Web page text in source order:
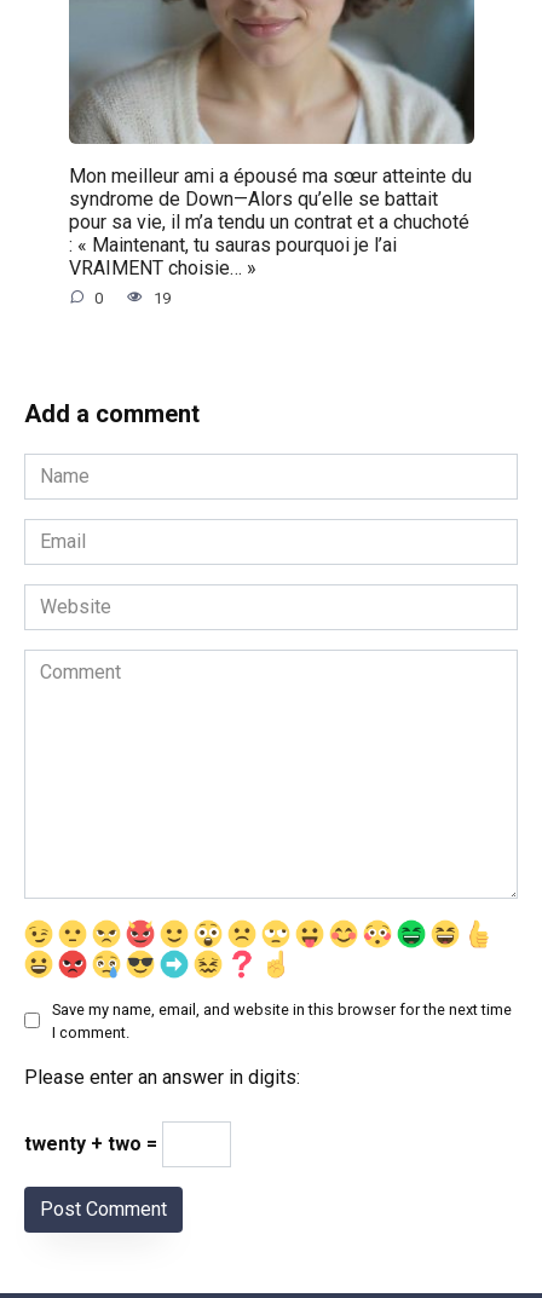
Mon meilleur ami a épousé ma sœur atteinte du
syndrome de Down—Alors qu’elle se battait
pour sa vie, il m’a tendu un contrat et a chuchoté
: « Maintenant, tu sauras pourquoi je l’ai
VRAIMENT choisie… »
0 19
Add a comment
Name
*
Email
*
Website
Comment
Save my name, email, and website in this browser for the next time
I comment.
Please enter an answer in digits:
twenty + two =